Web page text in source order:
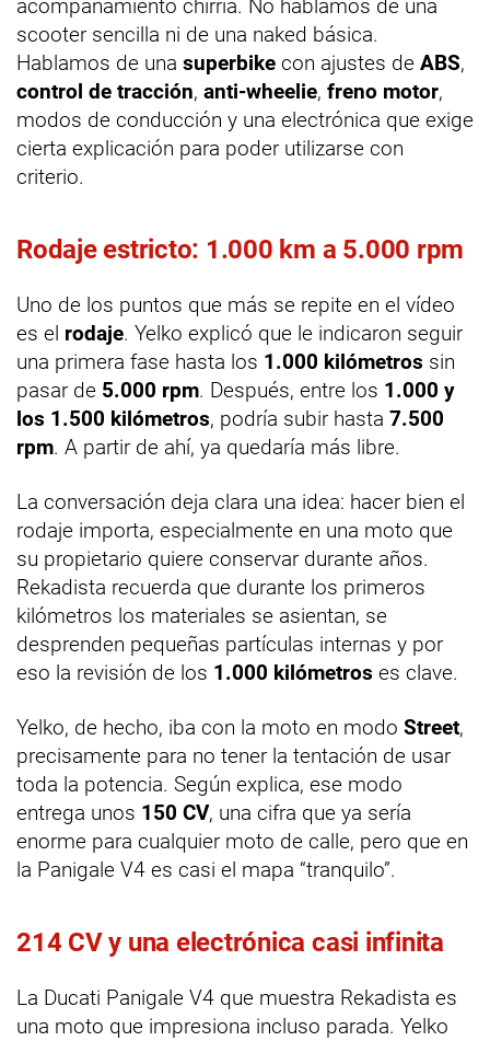
acompañamiento chirría. No hablamos de una
scooter sencilla ni de una naked básica.
Hablamos de una superbike con ajustes de ABS,
control de tracción, anti-wheelie, freno motor,
modos de conducción y una electrónica que exige
cierta explicación para poder utilizarse con
criterio.
Rodaje estricto: 1.000 km a 5.000 rpm
Uno de los puntos que más se repite en el vídeo
es el rodaje. Yelko explicó que le indicaron seguir
una primera fase hasta los 1.000 kilómetros sin
pasar de 5.000 rpm. Después, entre los 1.000 y
los 1.500 kilómetros, podría subir hasta 7.500
rpm. A partir de ahí, ya quedaría más libre.
La conversación deja clara una idea: hacer bien el
rodaje importa, especialmente en una moto que
su propietario quiere conservar durante años.
Rekadista recuerda que durante los primeros
kilómetros los materiales se asientan, se
desprenden pequeñas partículas internas y por
eso la revisión de los 1.000 kilómetros es clave.
Yelko, de hecho, iba con la moto en modo Street,
precisamente para no tener la tentación de usar
toda la potencia. Según explica, ese modo
entrega unos 150 CV, una cifra que ya sería
enorme para cualquier moto de calle, pero que en
la Panigale V4 es casi el mapa “tranquilo”.
214 CV y una electrónica casi infinita
La Ducati Panigale V4 que muestra Rekadista es
una moto que impresiona incluso parada. Yelko